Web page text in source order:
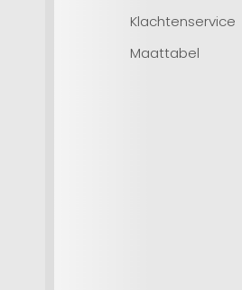
Klachtenservice
Maattabel